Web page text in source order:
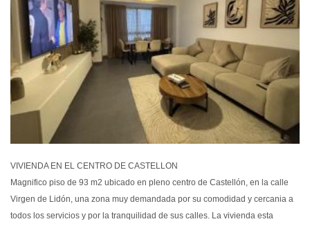
VIVIENDA EN EL CENTRO DE CASTELLON
Magnifico piso de 93 m2 ubicado en pleno centro de Castellón, en la calle
Virgen de Lidón, una zona muy demandada por su comodidad y cercania a
todos los servicios y por la tranquilidad de sus calles. La vivienda esta